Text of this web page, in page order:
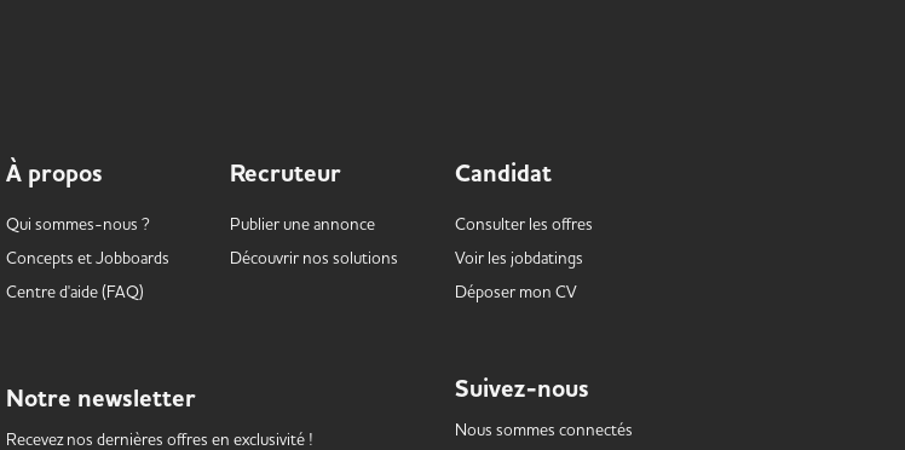
À propos
Qui sommes-nous ?
Concepts etJobboards
Centre d'aide (FAQ)
Recruteur
Publier une annonce
Découvrir nos solutions
Candidat
Consulter les offres
Voir les jobdatings
Déposer mon CV
Notre newsletter
Recevez nos dernières offres en exclusivité !
Suivez-nous
Nous sommes connectés